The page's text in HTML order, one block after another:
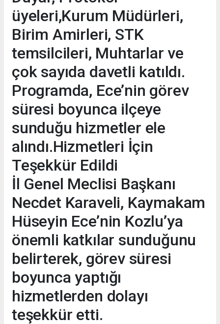
üyeleri,Kurum Müdürleri,
Birim Amirleri, STK
temsilcileri, Muhtarlar ve
çok sayıda davetli katıldı.
Programda, Ece’nin görev
süresi boyunca ilçeye
sunduğu hizmetler ele
alındı.Hizmetleri İçin
Teşekkür Edildi
İl Genel Meclisi Başkanı
Necdet Karaveli, Kaymakam
Hüseyin Ece’nin Kozlu’ya
önemli katkılar sunduğunu
belirterek, görev süresi
boyunca yaptığı
hizmetlerden dolayı
teşekkür etti.